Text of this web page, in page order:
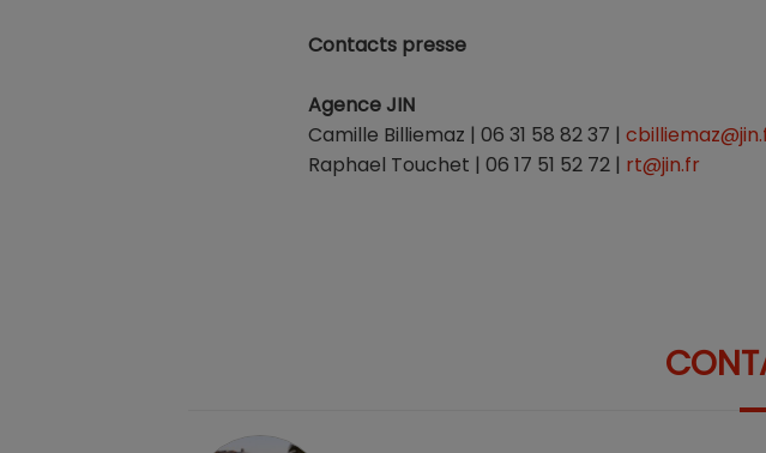
Contacts presse
Agence JIN
Camille Billiemaz | 06 31 58 82 37 |
Raphael Touchet | 06 17 51 52 72 | rt@jin.fr